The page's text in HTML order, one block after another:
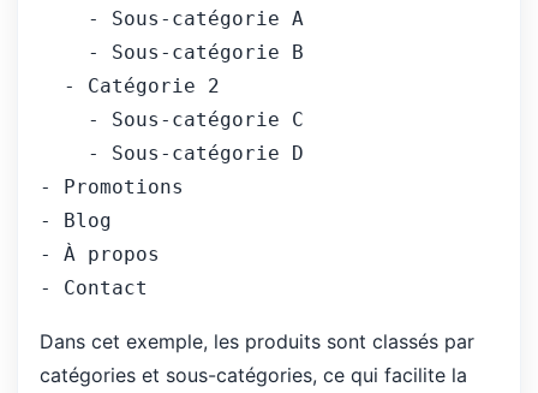
    - Sous-catégorie A
    - Sous-catégorie B
  - Catégorie 2
    - Sous-catégorie C
    - Sous-catégorie D
- Promotions
- Blog
- À propos
- Contact
Dans cet exemple, les produits sont classés par
catégories et sous-catégories, ce qui facilite la